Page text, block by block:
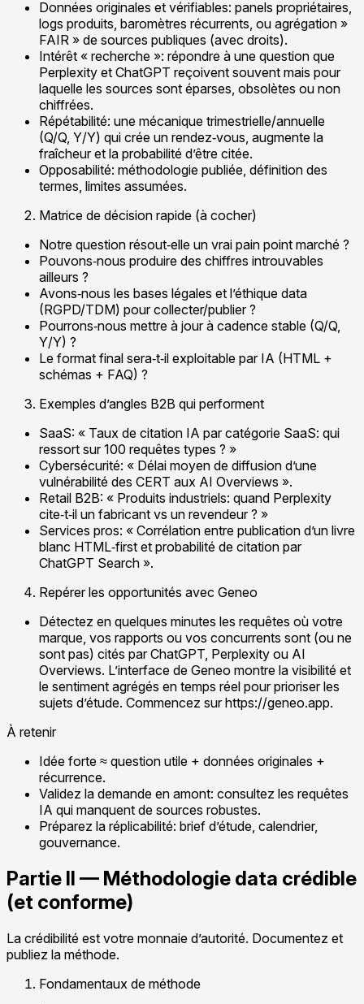
Données originales et vérifiables: panels propriétaires,
logs produits, baromètres récurrents, ou agrégation »
FAIR » de sources publiques (avec droits).
Intérêt « recherche »: répondre à une question que
Perplexity et ChatGPT reçoivent souvent mais pour
laquelle les sources sont éparses, obsolètes ou non
chiffrées.
Répétabilité: une mécanique trimestrielle/annuelle
(Q/Q, Y/Y) qui crée un rendez‑vous, augmente la
fraîcheur et la probabilité d’être citée.
Opposabilité: méthodologie publiée, définition des
termes, limites assumées.
Matrice de décision rapide (à cocher)
Notre question résout‑elle un vrai pain point marché ?
Pouvons‑nous produire des chiffres introuvables
ailleurs ?
Avons‑nous les bases légales et l’éthique data
(RGPD/TDM) pour collecter/publier ?
Pourrons‑nous mettre à jour à cadence stable (Q/Q,
Y/Y) ?
Le format final sera‑t‑il exploitable par IA (HTML +
schémas + FAQ) ?
Exemples d’angles B2B qui performent
SaaS: « Taux de citation IA par catégorie SaaS: qui
ressort sur 100 requêtes types ? »
Cybersécurité: « Délai moyen de diffusion d’une
vulnérabilité des CERT aux AI Overviews ».
Retail B2B: « Produits industriels: quand Perplexity
cite‑t‑il un fabricant vs un revendeur ? »
Services pros: « Corrélation entre publication d’un livre
blanc HTML‑first et probabilité de citation par
ChatGPT Search ».
Repérer les opportunités avec Geneo
Détectez en quelques minutes les requêtes où votre
marque, vos rapports ou vos concurrents sont (ou ne
sont pas) cités par ChatGPT, Perplexity ou AI
Overviews. L’interface de Geneo montre la visibilité et
le sentiment agrégés en temps réel pour prioriser les
sujets d’étude. Commencez sur https://geneo.app.
À retenir
Idée forte ≈ question utile + données originales +
récurrence.
Validez la demande en amont: consultez les requêtes
IA qui manquent de sources robustes.
Préparez la réplicabilité: brief d’étude, calendrier,
gouvernance.
Partie II — Méthodologie data crédible
(et conforme)
La crédibilité est votre monnaie d’autorité. Documentez et
publiez la méthode.
Fondamentaux de méthode